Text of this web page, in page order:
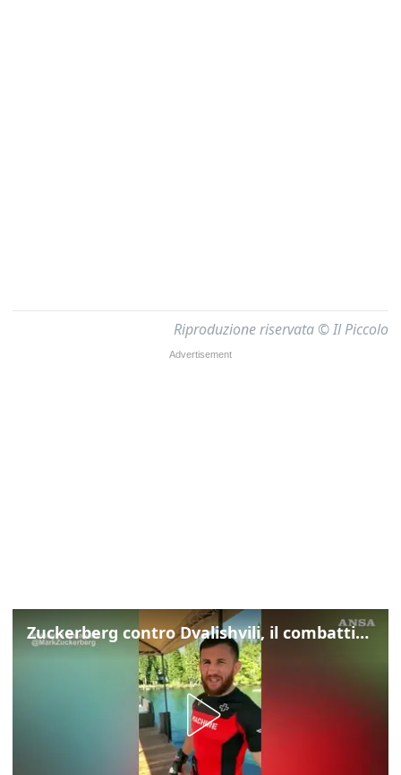
Riproduzione riservata © Il Piccolo
Zuckerberg contro Dvalishvili, il combattimento in mezzo a un lago